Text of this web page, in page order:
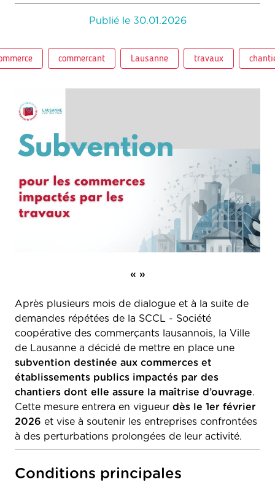
Publié le 30.01.2026
commercant Lausanne travaux
« »
Après plusieurs mois de dialogue et à la suite de
demandes répétées de la SCCL - Société
coopérative des commerçants lausannois, la Ville
de Lausanne a décidé de mettre en place une
subvention destinée aux commerces et
établissements publics impactés par des
chantiers dont elle assure la maîtrise d’ouvrage.
Cette mesure entrera en vigueur dès le 1er février
2026 et vise à soutenir les entreprises confrontées
à des perturbations prolongées de leur activité.
Conditions principales